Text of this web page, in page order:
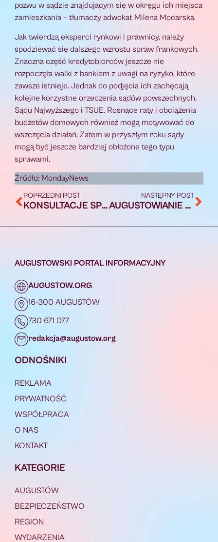
pozwu w sądzie znajdującym się w okręgu ich miejsca
zamieszkania – tłumaczy adwokat Milena Mocarska.
Jak twierdzą eksperci rynkowi i prawnicy, należy
spodziewać się dalszego wzrostu spraw frankowych.
Znaczna część kredytobiorców jeszcze nie
rozpoczęła walki z bankiem z uwagi na ryzyko, które
zawsze istnieje. Jednak do podjęcia ich zachęcają
kolejne korzystne orzeczenia sądów powszechnych,
Sądu Najwyższego i TSUE. Rosnące raty i obciążenia
budżetów domowych również mogą motywować do
wszczęcia działań. Zatem w przyszłym roku sądy
mogą być jeszcze bardziej obłożone tego typu
sprawami.
Źródło: MondayNews
POPRZEDNI POST
KONSULTACJE SPOŁECZNE PROJEKTU STRATEGII ROZWOJU
NASTĘPNY POST
AUGUSTOWIANIE SKARŻĄ SIĘ NA WZROST CEN NA MIEJSKIM LODOWISKU
AUGUSTOWSKI PORTAL INFORMACYJNY
AUGUSTOW.ORG
16-300 AUGUSTÓW
730 671 077
redakcja@augustow.org
ODNOŚNIKI
REKLAMA
PRYWATNOŚĆ
WSPÓŁPRACA
O NAS
KONTAKT
KATEGORIE
AUGUSTÓW
BEZPIECZEŃSTWO
REGION
WYDARZENIA